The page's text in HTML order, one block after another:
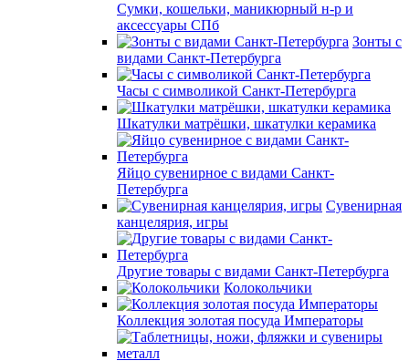
Сумки, кошельки, маникюрный н-р и
аксессуары СПб
Зонты с
видами Санкт-Петербурга
Часы с символикой Санкт-Петербурга
Шкатулки матрёшки, шкатулки керамика
Яйцо сувенирное с видами Санкт-
Петербурга
Сувенирная
канцелярия, игры
Другие товары с видами Санкт-Петербурга
Колокольчики
Коллекция золотая посуда Императоры